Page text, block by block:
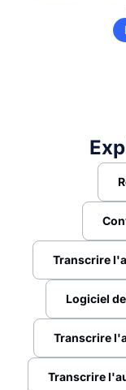
Transcrire
Logiciel
Transcrire
Transcrire